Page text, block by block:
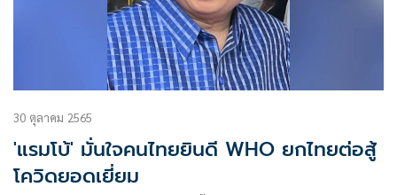
30 ตุลาคม 2565
'แรมโบ้' มั่นใจคนไทยยินดี WHO ยกไทยต่อสู้
โควิดยอดเยี่ยม